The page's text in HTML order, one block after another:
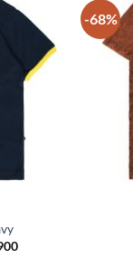
Add to
wishlist
-68%